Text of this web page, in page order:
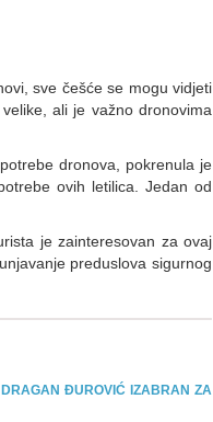
sve češće se mogu vidjeti
ali je važno dronovima
dronova, pokrenula je
ovih letilica. Jedan od
je zainteresovan za ovaj
preduslova sigurnog
ĐUROVIĆ IZABRAN ZA